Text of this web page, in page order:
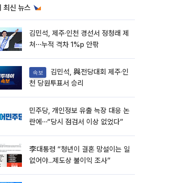
최신 뉴스
김민석, 제주·인천 경선서 정청래 제
쳐⋯누적 격차 1%p 안팎
속보
천 당원투표서 승리
민주당, 개인정보 유출 늑장 대응 논
란에⋯“당시 점검서 이상 없었다”
李대통령 “청년이 결혼 망설이는 일
없어야...제도상 불이익 조사”